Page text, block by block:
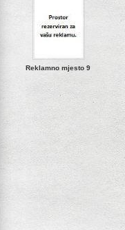
Reklamno mjesto 9